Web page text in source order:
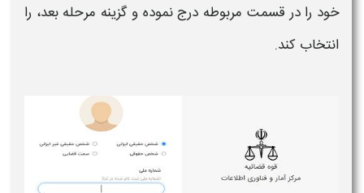
خود را در قسمت مربوطه درج نموده و گزینه مرحله بعد، را
انتخاب کند.